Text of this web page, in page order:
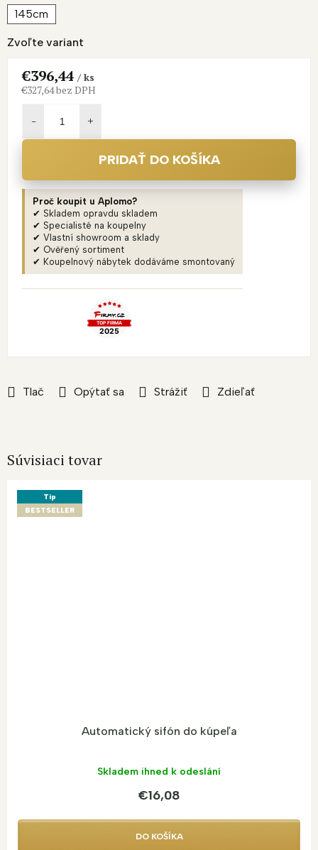
Zvoľte variant
145cm
Tlač Opýtať sa Strážiť Zdieľať
€396,44/ ks
€327,64 bez DPH
PRIDAŤ DO KOŠÍKA
Proč koupit u Aplomo?
✔ Skladem opravdu skladem
✔ Specialisté na koupelny
✔ Vlastní showroom a sklady
✔ Ověřený sortiment
✔ Koupelnový nábytek dodáváme smontovaný
Súvisiaci tovar
Tip
BESTSELLER
Automatický sifón do kúpeľa
Skladem ihned k odeslání
€16,08
DO KOŠÍKA